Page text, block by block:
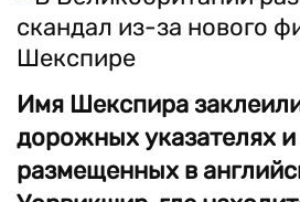
Имя Шекспира
дорожных указателях и
размещенных в